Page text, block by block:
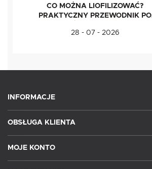
CO MOŻNA LIOFILIZOWAĆ?
PRAKTYCZNY PRZEWODNIK PO
28 - 07 - 2026
INFORMACJE
OBSŁUGA KLIENTA
MOJE KONTO